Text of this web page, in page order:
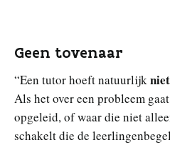
Geen tovenaar
“Een tutor hoeft natuurlijk
Als het over een probleem
opgeleid, of waar die niet
schakelt die de